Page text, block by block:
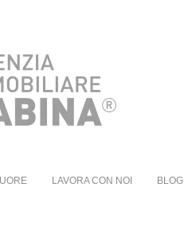
LAVORA CON NOI BLOG